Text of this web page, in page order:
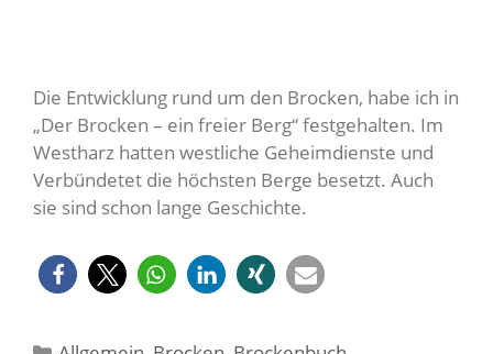
Die Entwicklung rund um den Brocken, habe ich in
„Der Brocken – ein freier Berg“ festgehalten. Im
Westharz hatten westliche Geheimdienste und
Verbündetet die höchsten Berge besetzt. Auch
sie sind schon lange Geschichte.
Kategorien